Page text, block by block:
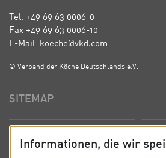
Tel. +49 69 63 0006-0
Fax +49 69 63 0006-10
E-Mail: koeche@vkd.com
© Verband der Köche Deutschlands e.V.
SITEMAP
Informationen, die wir